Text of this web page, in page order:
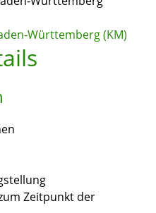
Württemberg (KM)
Zeitpunkt der